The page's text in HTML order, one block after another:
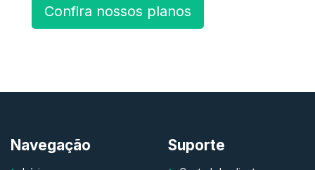
Confira nossos planos
Navegação Suporte